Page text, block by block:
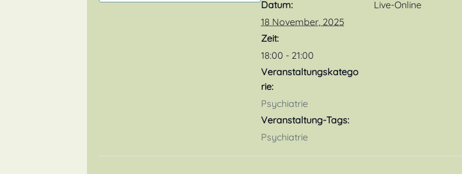
Datum:
18 November, 2025
Zeit:
18:00 - 21:00
Veranstaltungskatego
rie:
Psychiatrie
Veranstaltung-Tags:
Psychiatrie
Live-Online